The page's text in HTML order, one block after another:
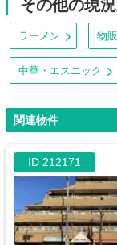
その他の現
ラーメン 物販
中華・エスニック
関連物件
ID 212171